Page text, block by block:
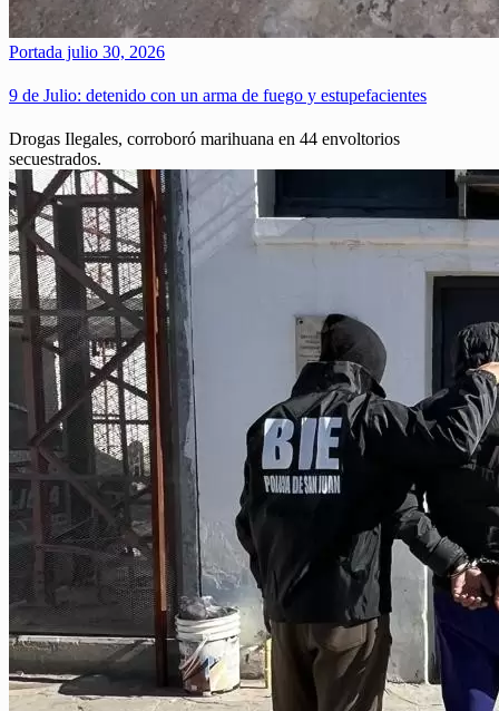
Portada julio 30, 2026
9 de Julio: detenido con un arma de fuego y estupefacientes
Drogas Ilegales, corroboró marihuana en 44 envoltorios
secuestrados.